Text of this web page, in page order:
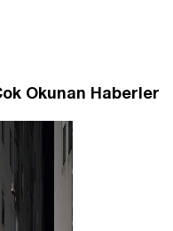
Okunan Haberler